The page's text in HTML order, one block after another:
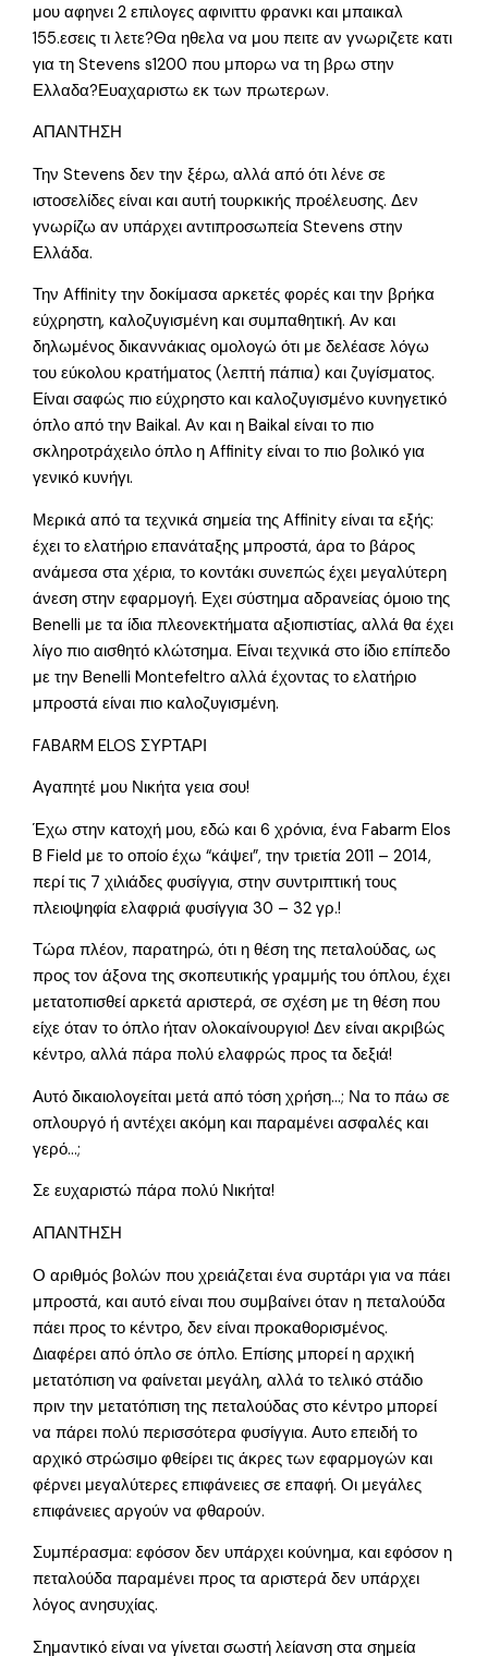
μου αφηνει 2 επιλογες αφινιττυ φρανκι και μπαικαλ
155.εσεις τι λετε?Θα ηθελα να μου πειτε αν γνωριζετε κατι
για τη Stevens s1200 που μπορω να τη βρω στην
Ελλαδα?Ευαχαριστω εκ των πρωτερων.
ΑΠΑΝΤΗΣΗ
Την Stevens δεν την ξέρω, αλλά από ότι λένε σε
ιστοσελίδες είναι και αυτή τουρκικής προέλευσης. Δεν
γνωρίζω αν υπάρχει αντιπροσωπεία Stevens στην
Ελλάδα.
Την Affinity την δοκίμασα αρκετές φορές και την βρήκα
εύχρηστη, καλοζυγισμένη και συμπαθητική. Αν και
δηλωμένος δικαννάκιας ομολογώ ότι με δελέασε λόγω
του εύκολου κρατήματος (λεπτή πάπια) και ζυγίσματος.
Είναι σαφώς πιο εύχρηστο και καλοζυγισμένο κυνηγετικό
όπλο από την Baikal. Αν και η Baikal είναι το πιο
σκληροτράχειλο όπλο η Affinity είναι το πιο βολικό για
γενικό κυνήγι.
Μερικά από τα τεχνικά σημεία της Affinity είναι τα εξής:
έχει το ελατήριο επανάταξης μπροστά, άρα το βάρος
ανάμεσα στα χέρια, το κοντάκι συνεπώς έχει μεγαλύτερη
άνεση στην εφαρμογή. Εχει σύστημα αδρανείας όμοιο της
Benelli με τα ίδια πλεονεκτήματα αξιοπιστίας, αλλά θα έχει
λίγο πιο αισθητό κλώτσημα. Είναι τεχνικά στο ίδιο επίπεδο
με την Benelli Montefeltro αλλά έχοντας το ελατήριο
μπροστά είναι πιο καλοζυγισμένη.
FABARM ELOS ΣΥΡΤΑΡΙ
Αγαπητέ μου Νικήτα γεια σου!
Έχω στην κατοχή μου, εδώ και 6 χρόνια, ένα Fabarm Elos
B Field με το οποίο έχω “κάψει”, την τριετία 2011 – 2014,
περί τις 7 χιλιάδες φυσίγγια, στην συντριπτική τους
πλειοψηφία ελαφριά φυσίγγια 30 – 32 γρ.!
Τώρα πλέον, παρατηρώ, ότι η θέση της πεταλούδας, ως
προς τον άξονα της σκοπευτικής γραμμής του όπλου, έχει
μετατοπισθεί αρκετά αριστερά, σε σχέση με τη θέση που
είχε όταν το όπλο ήταν ολοκαίνουργιο! Δεν είναι ακριβώς
κέντρο, αλλά πάρα πολύ ελαφρώς προς τα δεξιά!
Αυτό δικαιολογείται μετά από τόση χρήση…; Να το πάω σε
οπλουργό ή αντέχει ακόμη και παραμένει ασφαλές και
γερό…;
Σε ευχαριστώ πάρα πολύ Νικήτα!
ΑΠΑΝΤΗΣΗ
Ο αριθμός βολών που χρειάζεται ένα συρτάρι για να πάει
μπροστά, και αυτό είναι που συμβαίνει όταν η πεταλούδα
πάει προς το κέντρο, δεν είναι προκαθορισμένος.
Διαφέρει από όπλο σε όπλο. Επίσης μπορεί η αρχική
μετατόπιση να φαίνεται μεγάλη, αλλά το τελικό στάδιο
πριν την μετατόπιση της πεταλούδας στο κέντρο μπορεί
να πάρει πολύ περισσότερα φυσίγγια. Αυτο επειδή το
αρχικό στρώσιμο φθείρει τις άκρες των εφαρμογών και
φέρνει μεγαλύτερες επιφάνειες σε επαφή. Οι μεγάλες
επιφάνειες αργούν να φθαρούν.
Συμπέρασμα: εφόσον δεν υπάρχει κούνημα, και εφόσον η
πεταλούδα παραμένει προς τα αριστερά δεν υπάρχει
λόγος ανησυχίας.
Σημαντικό είναι να γίνεται σωστή λείανση στα σημεία